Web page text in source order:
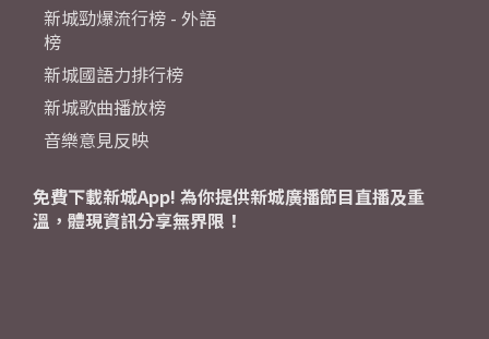
新城勁爆流行榜 - 外語
榜
新城國語力排行榜
新城歌曲播放榜
音樂意見反映
免費下載新城App! 為你提供新城廣播節目直播及重
溫，體現資訊分享無界限！